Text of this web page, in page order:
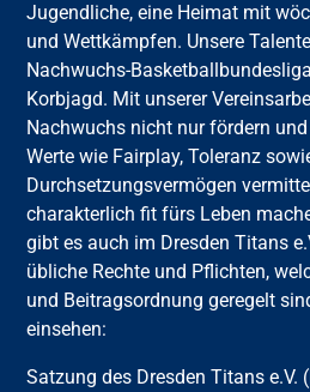
Jugendliche, eine Heimat mit
und Wettkämpfen. Unsere
Nachwuchs-
Korbjagd. Mit unserer
Nachwuchs nicht nur fördern
Werte wie Fairplay, Toleranz
Durchsetzungsvermögen
charakterlich fit fürs Leben
gibt es auch im Dresden Titans
übliche Rechte und Pflichten,
und Beitragsordnung geregelt
einsehen:
Satzung des Dresden Titans e.V.